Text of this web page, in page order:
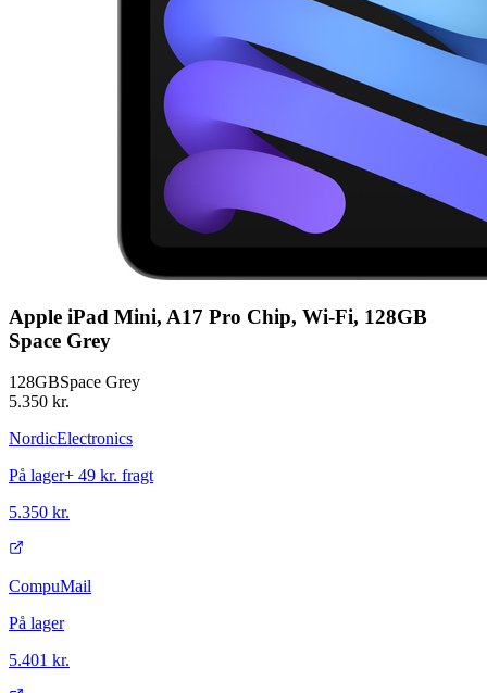
Apple iPad Mini, A17 Pro Chip, Wi-Fi, 128GB
Space Grey
128GBSpace Grey
5.350 kr.
NordicElectronics
På lager+ 49 kr. fragt
5.350 kr.
CompuMail
På lager
5.401 kr.